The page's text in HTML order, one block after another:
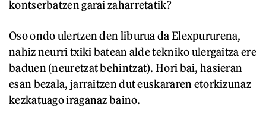
kontserbatzen garai zaharretatik?
Oso ondo ulertzen den liburua da Elexpururena,
nahiz neurri txiki batean alde tekniko ulergaitza ere
baduen (neuretzat behintzat). Hori bai, hasieran
esan bezala, jarraitzen dut euskararen etorkizunaz
kezkatuago iraganaz baino.